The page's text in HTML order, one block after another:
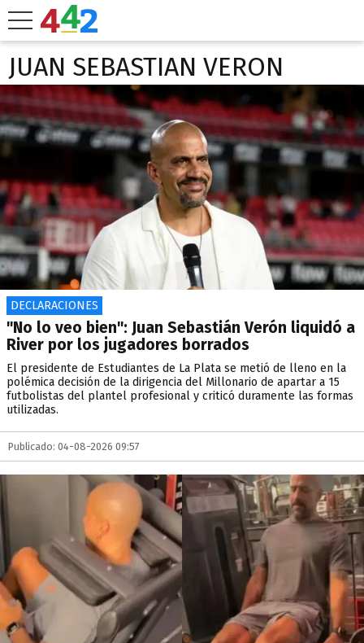
JUAN SEBASTIAN VERON
DECLARACIONES
"No lo veo bien": Juan Sebastián Verón liquidó a
River por los jugadores borrados
El presidente de Estudiantes de La Plata se metió de lleno en la
polémica decisión de la dirigencia del Millonario de apartar a 15
futbolistas del plantel profesional y criticó duramente las formas
utilizadas.
Publicado: 04-08-2026 09:57